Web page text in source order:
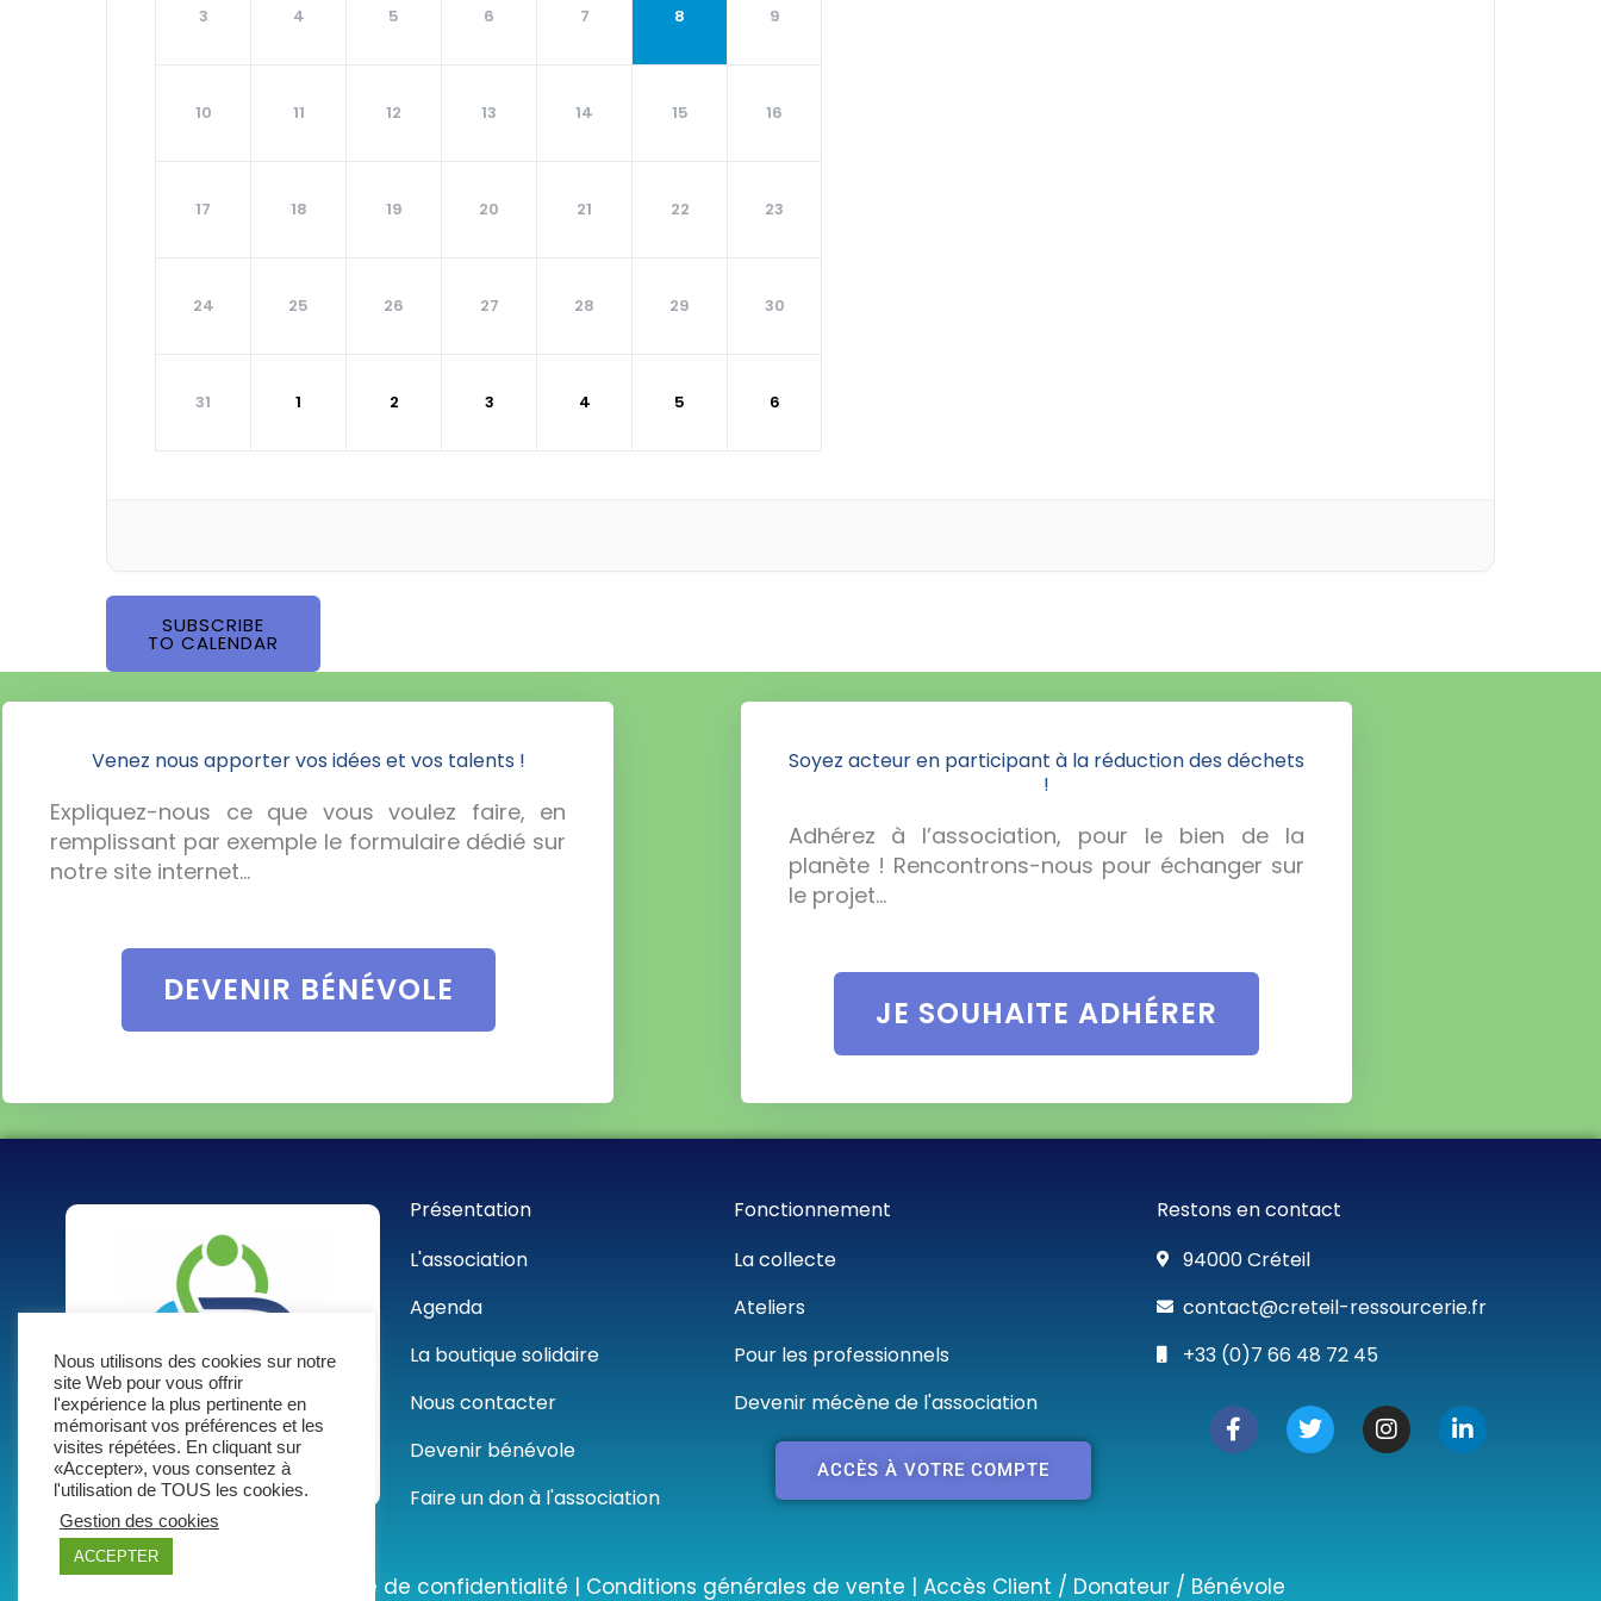
3 4 5 6 7 8 9
10 11 12 13 14 15 16
17 18 19 20 21 22 23
24 25 26 27 28 29 30
31 1 2 3 4 5 6
SUBSCRIBE
TO CALENDAR
Venez nous apporter vos idées et vos talents !
Expliquez-nous ce que vous voulez faire, en
remplissant par exemple le formulaire dédié sur
notre site internet…
DEVENIR BÉNÉVOLE
Soyez acteur en participant à la réduction des déchets
!
Adhérez à l’association, pour le bien de la
planète ! Rencontrons-nous pour échanger sur
le projet…
JE SOUHAITE ADHÉRER
Présentation
L'association
Agenda
La boutique solidaire
Nous contacter
Devenir bénévole
Faire un don à l'association
Fonctionnement
La collecte
Ateliers
Pour les professionnels
Devenir mécène de l'association
ACCÈS À VOTRE COMPTE
Restons en contact
94000 Créteil
contact@creteil-ressourcerie.fr
+33 (0)7 66 48 72 45
F
a
c
k
T
w
i
I
n
s
L
i
n
Politique de confidentialité | Conditions générales de vente | Accès Client / Donateur / Bénévole
Nous utilisons des cookies sur notre
site Web pour vous offrir
l'expérience la plus pertinente en
mémorisant vos préférences et les
visites répétées. En cliquant sur
«Accepter», vous consentez à
l'utilisation de TOUS les cookies.
Gestion des cookies
ACCEPTER